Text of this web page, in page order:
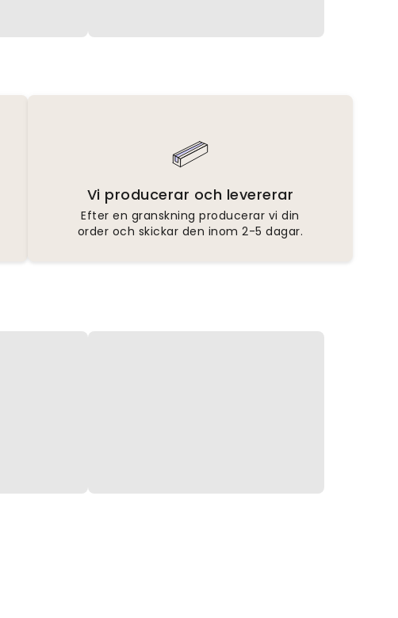
Vi producerar och levererar
Efter en granskning producerar vi din
order och skickar den inom 2-5 dagar.